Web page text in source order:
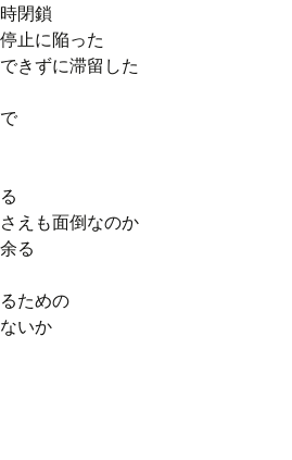
閉鎖
止に陥った
きずに滞留した
えも面倒なのか
る
ための
いか